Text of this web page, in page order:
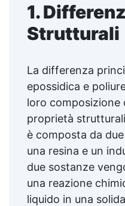
1.
Strutturali
La differenza
epossidica e
loro composizione
proprietà
è composta da
una resina e un
due sostanze
una reazione
liquido in una